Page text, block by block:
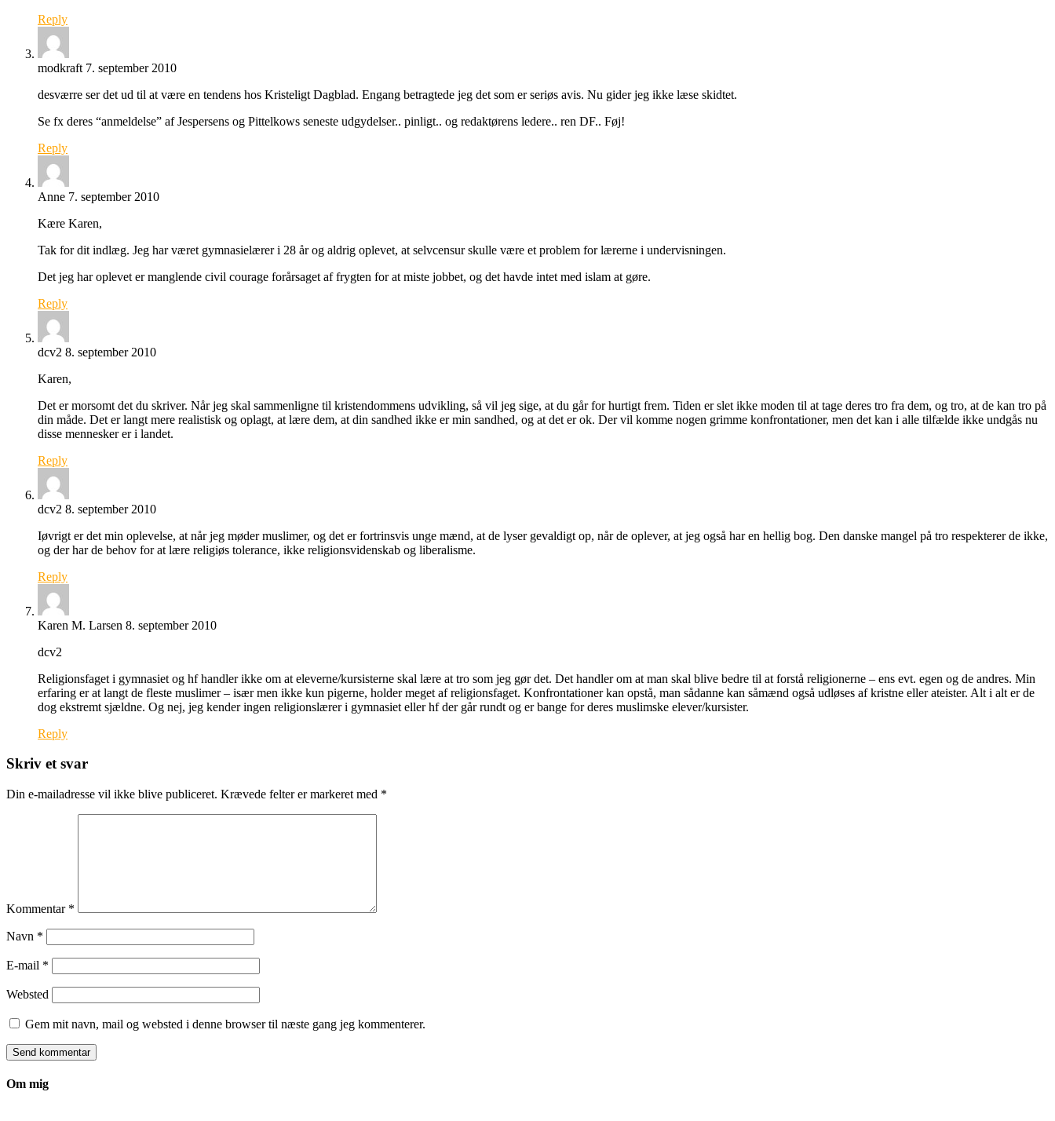
Reply
modkraft 7. september 2010
desværre ser det ud til at være en tendens hos Kristeligt Dagblad. Engang betragtede jeg det som er seriøs avis. Nu gider jeg ikke læse skidtet.
Se fx deres “anmeldelse” af Jespersens og Pittelkows seneste udgydelser.. pinligt.. og redaktørens ledere.. ren DF.. Føj!
Reply
Anne 7. september 2010
Kære Karen,
Tak for dit indlæg. Jeg har været gymnasielærer i 28 år og aldrig oplevet, at selvcensur skulle være et problem for lærerne i undervisningen.
Det jeg har oplevet er manglende civil courage forårsaget af frygten for at miste jobbet, og det havde intet med islam at gøre.
Reply
dcv2 8. september 2010
Karen,
Det er morsomt det du skriver. Når jeg skal sammenligne til kristendommens udvikling, så vil jeg sige, at du går for hurtigt frem. Tiden er slet ikke moden til at tage deres tro fra dem, og tro, at de kan tro på
din måde. Det er langt mere realistisk og oplagt, at lære dem, at din sandhed ikke er min sandhed, og at det er ok. Der vil komme nogen grimme konfrontationer, men det kan i alle tilfælde ikke undgås nu
disse mennesker er i landet.
Reply
dcv2 8. september 2010
Iøvrigt er det min oplevelse, at når jeg møder muslimer, og det er fortrinsvis unge mænd, at de lyser gevaldigt op, når de oplever, at jeg også har en hellig bog. Den danske mangel på tro respekterer de ikke,
og der har de behov for at lære religiøs tolerance, ikke religionsvidenskab og liberalisme.
Reply
Karen M. Larsen 8. september 2010
dcv2
Religionsfaget i gymnasiet og hf handler ikke om at eleverne/kursisterne skal lære at tro som jeg gør det. Det handler om at man skal blive bedre til at forstå religionerne – ens evt. egen og de andres. Min
erfaring er at langt de fleste muslimer – især men ikke kun pigerne, holder meget af religionsfaget. Konfrontationer kan opstå, man sådanne kan såmænd også udløses af kristne eller ateister. Alt i alt er de
dog ekstremt sjældne. Og nej, jeg kender ingen religionslærer i gymnasiet eller hf der går rundt og er bange for deres muslimske elever/kursister.
Reply
Skriv et svar
Din e-mailadresse vil ikke blive publiceret. Krævede felter er markeret med *
Kommentar *
Navn *
E-mail *
Websted
Gem mit navn, mail og websted i denne browser til næste gang jeg kommenterer.
Om mig